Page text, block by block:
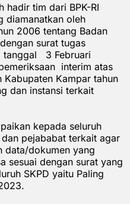
hadir tim dari BPK-RI
diamanatkan oleh
2006 tentang Badan
dengan surat tugas
tanggal 3 Februari
interim atas
Kabupaten Kampar tahun
dan instansi terkait
kepada seluruh
dan pejababat terkait agar
data/dokumen yang
sesuai dengan surat yang
SKPD yaitu Paling